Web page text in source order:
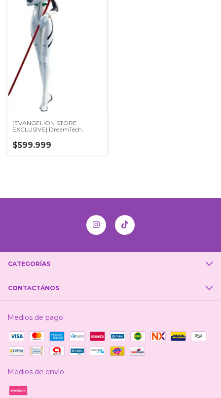
[EVANGELION STORE
EXCLUSIVE] DreamTech
Ayanami Plugsuit style 1/7
Complete Figure
$599.999
CATEGORÍAS
CONTACTÁNOS
Medios de pago
Medios de envío